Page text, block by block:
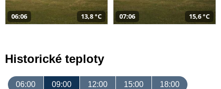
06:06 13,8 °C 07:06 15,6 °C
Historické teploty
06:00 09:00 12:00 15:00 18:00